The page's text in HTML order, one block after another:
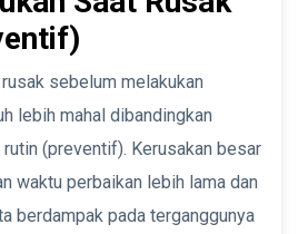
sebelum melakukan
lebih mahal dibandingkan
(preventif). Kerusakan besar
waktu perbaikan lebih lama dan
berdampak pada terganggunya